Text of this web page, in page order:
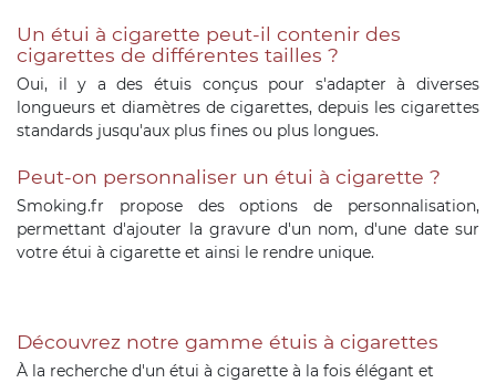
Un étui à cigarette peut-il contenir des
cigarettes de différentes tailles ?
Oui, il y a des étuis conçus pour s'adapter à diverses
longueurs et diamètres de cigarettes, depuis les cigarettes
standards jusqu'aux plus fines ou plus longues.
Peut-on personnaliser un étui à cigarette ?
Smoking.fr propose des options de personnalisation,
permettant d'ajouter la gravure d'un nom, d'une date sur
votre étui à cigarette et ainsi le rendre unique.
Découvrez notre gamme étuis à cigarettes
À la recherche d'un étui à cigarette à la fois élégant et